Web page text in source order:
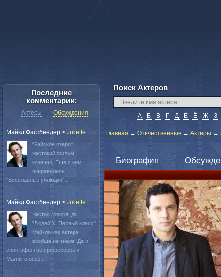
Поиск Актеров
А Б В Г Д Е Ё Ж З
Главная → Отечественные → Актёры →
Биография
Последние
комментарии:
Актёры Обсуждения
Майкл Фассбендер > Juliette
"Райское озеро"
жестокий фильм
конечно. Еще с ним
понравились
"Бесславные ублюдки"...
Майкл Фассбендер > Juliette
Честно говоря, до
"Людей Х: Первый класс"
Майкла как актера
вообще не знала. Да и
спин-офф про профессора и
Магнито особ...